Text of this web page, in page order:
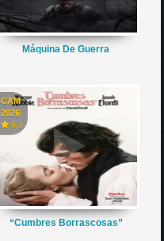
Máquina De Guerra
CAM
2026
6,3
“Cumbres Borrascosas”